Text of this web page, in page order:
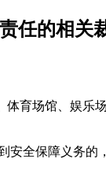
任的相关
体育场馆、娱
全保障义务